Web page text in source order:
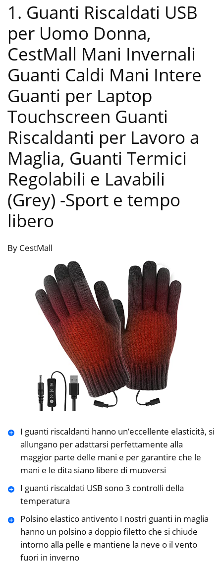
1. Guanti Riscaldati USB
per Uomo Donna,
CestMall Mani Invernali
Guanti Caldi Mani Intere
Guanti per Laptop
Touchscreen Guanti
Riscaldanti per Lavoro a
Maglia, Guanti Termici
Regolabili e Lavabili
(Grey) -Sport e tempo
libero
By CestMall
I guanti riscaldanti hanno un’eccellente elasticità, si
allungano per adattarsi perfettamente alla
maggior parte delle mani e per garantire che le
mani e le dita siano libere di muoversi
I guanti riscaldati USB sono 3 controlli della
temperatura
Polsino elastico antivento I nostri guanti in maglia
hanno un polsino a doppio filetto che si chiude
intorno alla pelle e mantiene la neve o il vento
fuori in inverno